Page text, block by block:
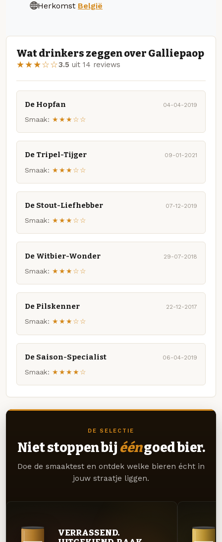
Herkomst België
Wat drinkers zeggen over Galliepaop
★★★☆☆3.5 uit 14 reviews
De Hopfan 04-04-2019
Smaak: ★★★☆☆
De Tripel-Tijger 09-01-2021
Smaak: ★★★☆☆
De Stout-Liefhebber 07-12-2019
Smaak: ★★★☆☆
De Witbier-Wonder 29-07-2018
Smaak: ★★★☆☆
De Pilskenner 22-12-2017
Smaak: ★★★☆☆
De Saison-Specialist 06-04-2019
Smaak: ★★★★☆
DE SELECTIE
Niet stoppen bij ééngoed bier.
Doe de smaaktest en ontdek welke bieren écht in
jouw straatje liggen.
VERRASSEND.